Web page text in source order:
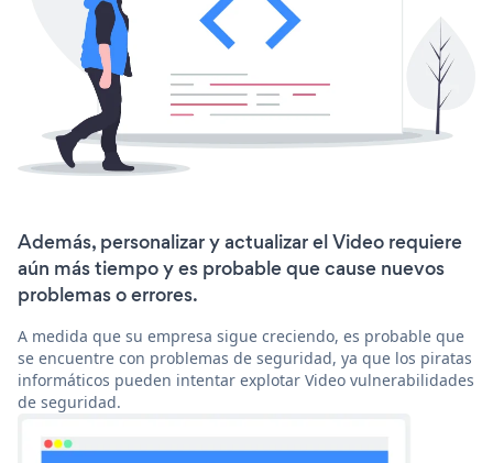
Además, personalizar y actualizar el Video requiere
aún más tiempo y es probable que cause nuevos
problemas o errores.
A medida que su empresa sigue creciendo, es probable que
se encuentre con problemas de seguridad, ya que los piratas
informáticos pueden intentar explotar Video vulnerabilidades
de seguridad.